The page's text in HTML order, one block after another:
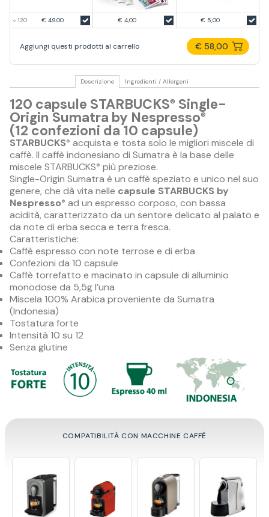
€ 49.00 € 4,00 € 5,00
Aggiungi questi prodotti al carrello € 58,00
Descrizione Ingredienti / Allergeni
120 capsule STARBUCKS® Single-
Origin Sumatra by Nespresso®
(12 confezioni da 10 capsule)
STARBUCKS® acquista e tosta solo le migliori miscele di
caffè. Il caffè indonesiano di Sumatra è la base delle
miscele STARBUCKS® più preziose.
Single-Origin Sumatra è un caffè speziato e unico nel suo
genere, che dà vita nelle capsule STARBUCKS by
Nespresso® ad un espresso corposo, con bassa
acidità, caratterizzato da un sentore delicato al palato e
da note di erba secca e terra fresca.
Caratteristiche:
Caffè espresso con note terrose e di erba
Confezioni da 10 capsule
Caffè torrefatto e macinato in capsule di alluminio
monodose da 5,5g l’una
Miscela 100% Arabica proveniente da Sumatra
(Indonesia)
Tostatura forte
Intensità 10 su 12
Senza glutine
COMPATIBILITÀ CON MACCHINE CAFFÈ